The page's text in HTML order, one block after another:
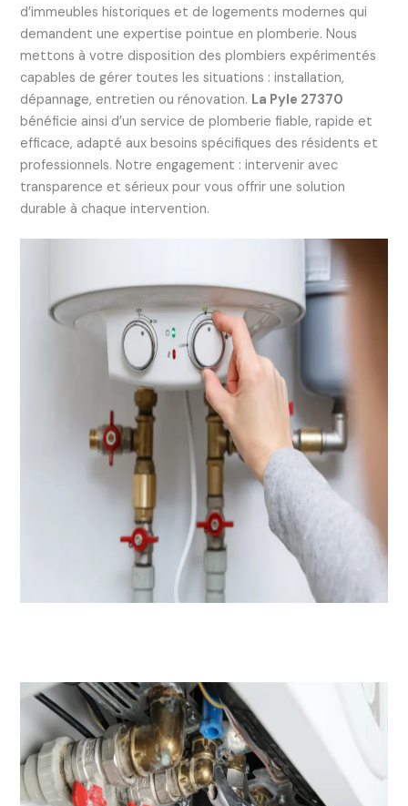
d’immeubles historiques et de logements modernes qui
demandent une expertise pointue en plomberie. Nous
mettons à votre disposition des plombiers expérimentés
capables de gérer toutes les situations : installation,
dépannage, entretien ou rénovation. La Pyle 27370
bénéficie ainsi d’un service de plomberie fiable, rapide et
efficace, adapté aux besoins spécifiques des résidents et
professionnels. Notre engagement : intervenir avec
transparence et sérieux pour vous offrir une solution
durable à chaque intervention.